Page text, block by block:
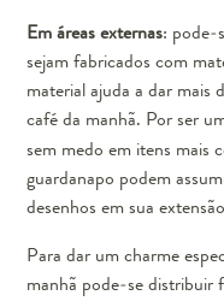
Em áreas externas: pode-
sejamfabricados com
material ajuda a dar mais
café da manhã. Por ser
sem medo em itens mais
guardanapo podem
desenhos em sua
Para dar um charme
manhã pode-sedistribuir